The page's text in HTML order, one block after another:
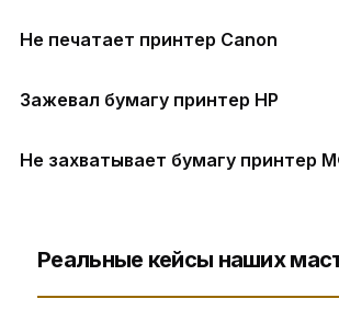
Не печатает принтер Canon
Зажевал бумагу принтер HP
Не захватывает бумагу принтер
Реальные кейсы наших